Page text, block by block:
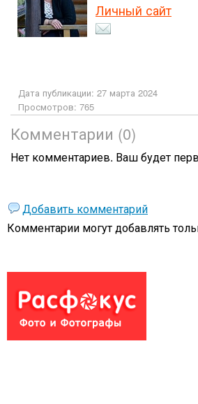
Личный сайт
Дата публикации: 27 марта 2024
Просмотров: 765
Комментарии (0)
Нет комментариев. Ваш будет
Добавить комментарий
Комментарии могут добавлять